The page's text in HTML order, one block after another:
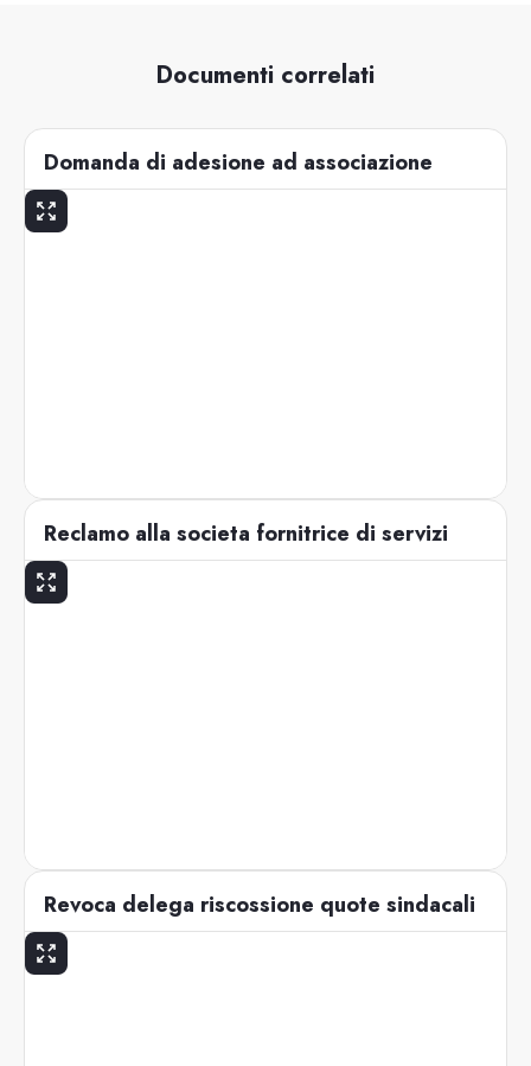
Documenti correlati
Domanda di adesione ad associazione
Reclamo alla societa fornitrice di servizi
Revoca delega riscossione quote sindacali